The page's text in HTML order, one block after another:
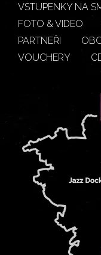
VSTUPENKY NA
FOTO & VIDEO
PARTNEŘI
VOUCHERY